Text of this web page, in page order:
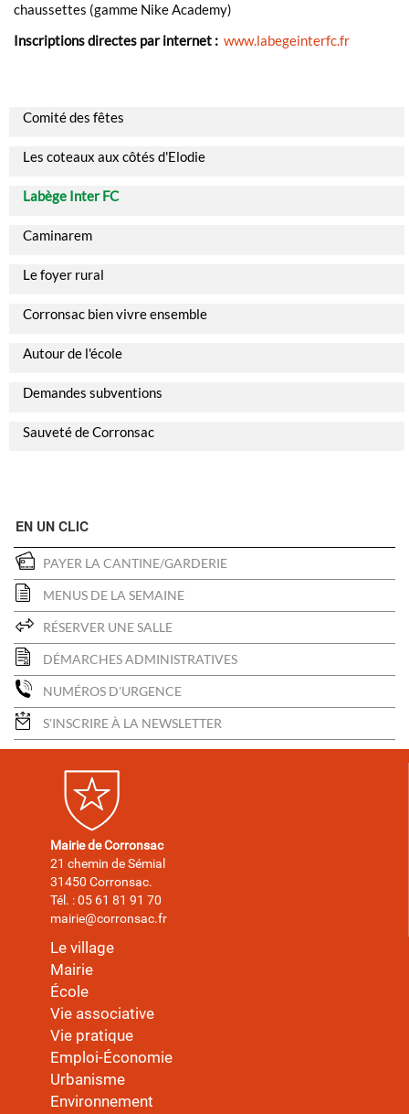
chaussettes (gamme Nike Academy)
Inscriptions directes par internet : www.labegeinterfc.fr
Comité des fêtes
Les coteaux aux côtés d'Elodie
Labège Inter FC
Caminarem
Le foyer rural
Corronsac bien vivre ensemble
Autour de l'école
Demandes subventions
Sauveté de Corronsac
EN UN CLIC
PAYER LA CANTINE/GARDERIE
MENUS DE LA SEMAINE
RÉSERVER UNE SALLE
DÉMARCHES ADMINISTRATIVES
NUMÉROS D'URGENCE
S'INSCRIRE À LA NEWSLETTER
Mairie de Corronsac
21 chemin de Sémial
31450 Corronsac.
Tél. : 05 61 81 91 70
mairie@corronsac.fr
Le village
Mairie
École
Vie associative
Vie pratique
Emploi-Économie
Urbanisme
Environnement